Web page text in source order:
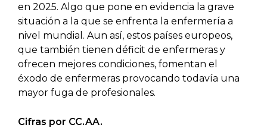
en 2025. Algo que pone en evidencia la grave
situación a la que se enfrenta la enfermería a
nivel mundial. Aun así, estos países europeos,
que también tienen déficit de enfermeras y
ofrecen mejores condiciones, fomentan el
éxodo de enfermeras provocando todavía una
mayor fuga de profesionales.
Cifras por CC.AA.